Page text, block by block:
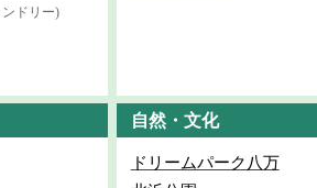
ドリー)
自然・文化
ドリームパーク八万